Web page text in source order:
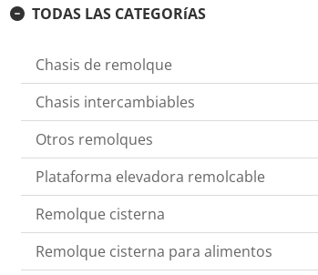
TODAS LAS CATEGORíAS
Chasis de remolque
Chasis intercambiables
Otros remolques
Plataforma elevadora remolcable
Remolque cisterna
Remolque cisterna para alimentos